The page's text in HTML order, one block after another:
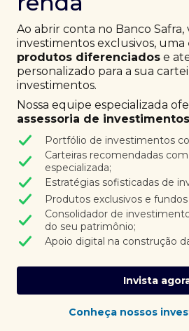
Ao abrir conta no Banco Safra,
investimentos exclusivos, uma
produtos diferenciados e
personalizado para a sua
investimentos.
Nossa equipe especializada
assessoria de
Portfólio de investimentos
Carteiras recomendadas
especializada;
Estratégias sofisticadas de
Produtos exclusivos e
Consolidador de
do seu patrimônio;
Apoio digital na construção
Invista
Conheça nossos